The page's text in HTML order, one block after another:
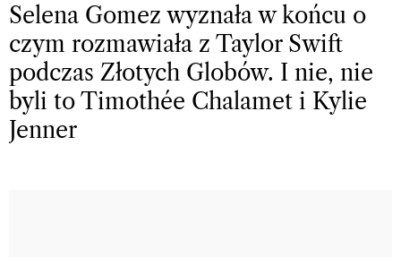
Selena Gomez wyznała w końcu o
czym rozmawiała z Taylor Swift
podczas Złotych Globów. I nie, nie
byli to Timothée Chalamet i Kylie
Jenner